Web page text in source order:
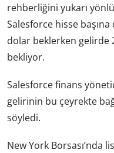
rehberliğini yukarı
Salesforce hisse
dolar beklerken gelirde
bekliyor.
Salesforce finans
gelirinin bu çeyrekte
söyledi.
New York Borsası’nda